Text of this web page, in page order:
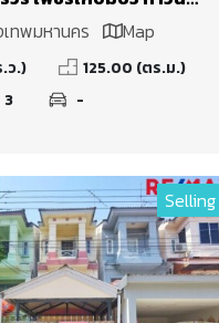
6 ม. หลังมุม 24.8 ตร.วา
ยไว้ให้แล้ว [ราคา
เทพมหานคร Map
ว.)
125.00 (ตร.ม.)
3 -
Selling